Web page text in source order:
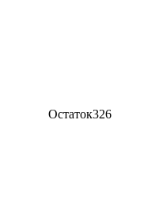
Остаток326